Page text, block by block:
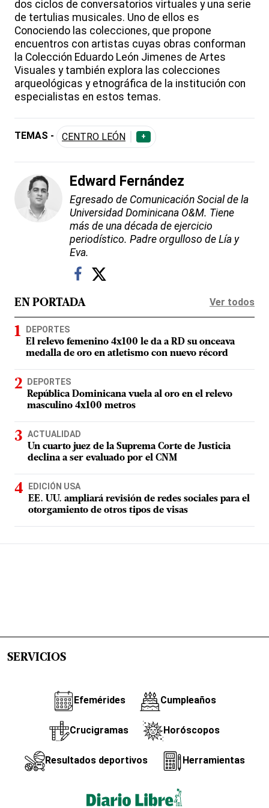
dos ciclos de conversatorios virtuales y una serie
de tertulias musicales. Uno de ellos es
Conociendo las colecciones, que propone
encuentros con artistas cuyas obras conforman
la Colección Eduardo León Jimenes de Artes
Visuales y también explora las colecciones
arqueológicas y etnográfica de la institución con
especialistas en estos temas.
TEMAS - CENTRO LEÓN +
Edward Fernández
Egresado de Comunicación Social de la
Universidad Dominicana O&M. Tiene
más de una década de ejercicio
periodístico. Padre orgulloso de Lía y
Eva.
EN PORTADA Ver todos
DEPORTES
El relevo femenino 4x100 le da a RD su onceava
medalla de oro en atletismo con nuevo récord
DEPORTES
República Dominicana vuela al oro en el relevo
masculino 4x100 metros
ACTUALIDAD
Un cuarto juez de la Suprema Corte de Justicia
declina a ser evaluado por el CNM
EDICIÓN USA
EE. UU. ampliará revisión de redes sociales para el
otorgamiento de otros tipos de visas
SERVICIOS
Efemérides Cumpleaños
Crucigramas Horóscopos
Resultados deportivos Herramientas